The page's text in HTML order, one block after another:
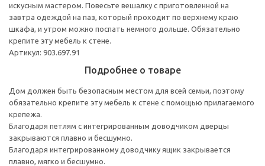
искусным мастером. Повесьте вешалку с приготовленной на
завтра одеждой на паз, который проходит по верхнему краю
шкафа, и утром можно поспать немного дольше. Обязательно
крепите эту мебель к стене.
Артикул: 903.697.91
Подробнее о товаре
Дом должен быть безопасным местом для всей семьи, поэтому
обязательно крепите эту мебель к стене с помощью прилагаемого
крепежа.
Благодаря петлям с интегрированным доводчиком дверцы
закрываются плавно и бесшумно.
Благодаря интегрированному доводчику ящик закрывается
плавно, мягко и бесшумно.